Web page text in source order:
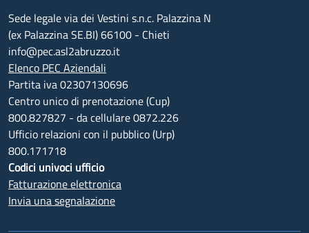
Sede legale via dei Vestini s.n.c. Palazzina N
(ex Palazzina SE.BI) 66100 - Chieti
info@pec.asl2abruzzo.it
Elenco PEC Aziendali
Partita iva 02307130696
Centro unico di prenotazione (Cup)
800.827827 - da cellulare 0872.226
Ufficio relazioni con il pubblico (Urp)
800.171718
Codici univoci ufficio
Fatturazione elettronica
Invia una segnalazione